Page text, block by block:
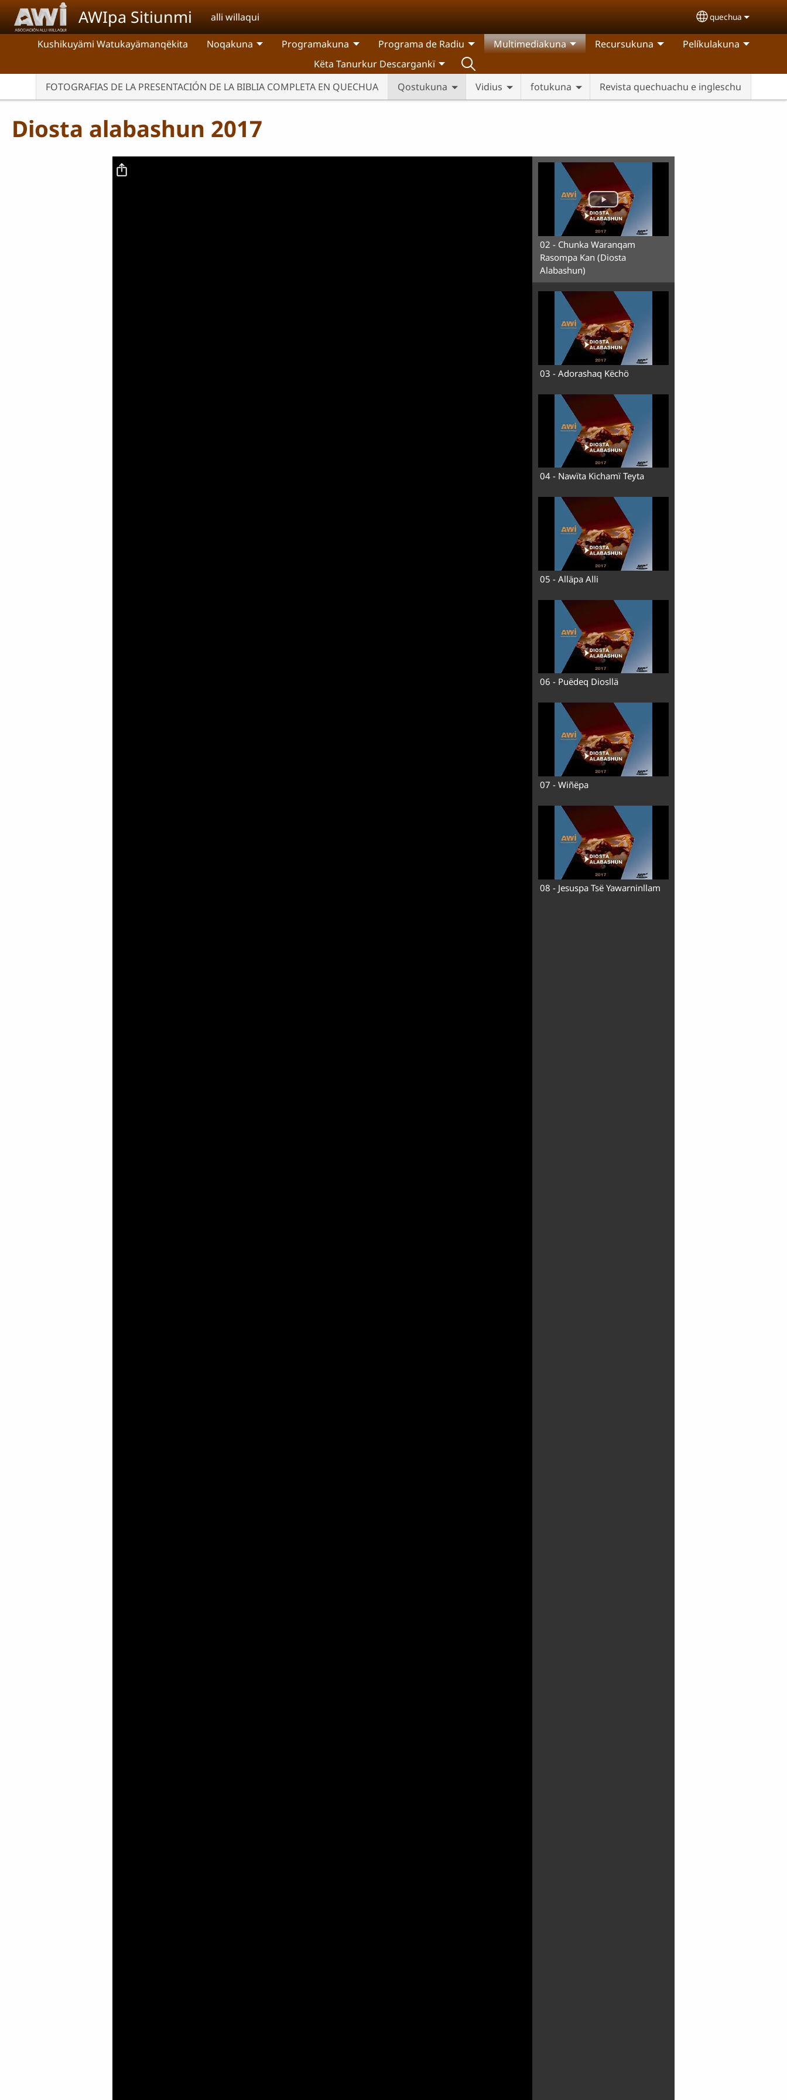
Pasar al contenido principal
AWIpa Sitiunmi alli willaqui Select your
quechua
Kushikuyämi Watukayämanqëkita Noqakuna Programakuna Programa de Radiu Multimediakuna
FOTOGRAFIAS DE LA PRESENTACIÓN DE LA BIBLIA COMPLETA EN QUECHUA Qostukuna Vidius fotukuna Revista quechuachu e ingleschu
Recursukuna
Pelíkulakuna
Këta Tanurkur Descargankï
Diosta alabashun 2017
02 - Chunka Waranqam
Rasompa Kan (Diosta
Alabashun)
03 - Adorashaq Këchö
04 - Nawïta Kichamï Teyta
05 - Alläpa Alli
06 - Puëdeq Diosllä
07 - Wiñëpa
08 - Jesuspa Tsë Yawarninllam